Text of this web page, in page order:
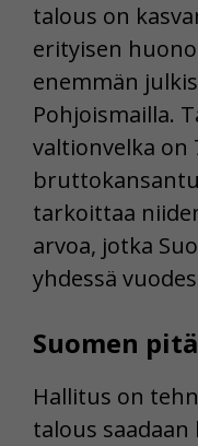
talous on
erityisen
enemmän
Pohjoismailla.
valtionvelka on
tarkoittaa
arvoa, jotka
yhdessä
Suomen
Hallitus on
talous